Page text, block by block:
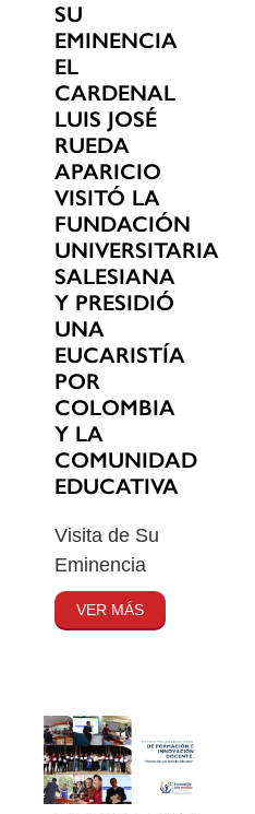
SU
EMINENCIA
EL
CARDENAL
LUIS JOSÉ
RUEDA
APARICIO
VISITÓ LA
FUNDACIÓN
UNIVERSITARIA
SALESIANA
Y PRESIDIÓ
UNA
EUCARISTÍA
POR
COLOMBIA
Y LA
COMUNIDAD
EDUCATIVA
Visita de Su
Eminencia
VER MÁS